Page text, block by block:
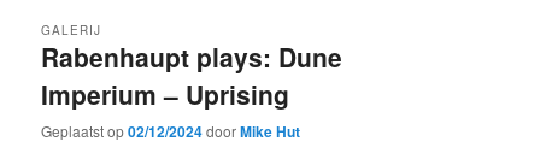
Rabenhaupt plays: Dune
Imperium – Uprising
GALERIJ
Geplaatst op02/12/2024doorMike Hut